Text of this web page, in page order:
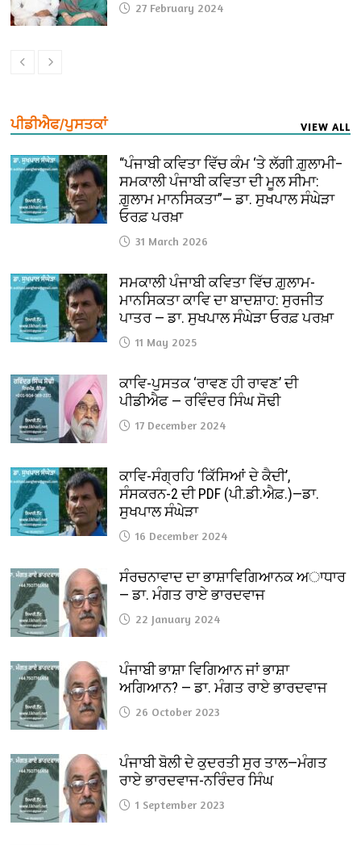
27 February 2024
ਪੀਡੀਐਫ/ਪੁਸਤਕਾਂ VIEW ALL
“ਪੰਜਾਬੀ ਕਵਿਤਾ ਵਿੱਚ ਕੰਮ ‘ਤੇ ਲੱਗੀ ਗ਼ੁਲਾਮੀ–
ਸਮਕਾਲੀ ਪੰਜਾਬੀ ਕਵਿਤਾ ਦੀ ਮੂਲ ਸੀਮਾ:
ਗ਼ੁਲਾਮ ਮਾਨਸਿਕਤਾ”— ਡਾ. ਸੁਖਪਾਲ ਸੰਘੇੜਾ
ਓਰਫ਼ ਪਰਖ਼ਾ
31 March 2026
ਸਮਕਾਲੀ ਪੰਜਾਬੀ ਕਵਿਤਾ ਵਿੱਚ ਗ਼ੁਲਾਮ-
ਮਾਨਸਿਕਤਾ ਕਾਵਿ ਦਾ ਬਾਦਸ਼ਾਹ: ਸੁਰਜੀਤ
ਪਾਤਰ — ਡਾ. ਸੁਖਪਾਲ ਸੰਘੇੜਾ ਓਰਫ਼ ਪਰਖ਼ਾ
11 May 2025
ਕਾਵਿ-ਪੁਸਤਕ ‘ਰਾਵਣ ਹੀ ਰਾਵਣ’ ਦੀ
ਪੀਡੀਐਫ — ਰਵਿੰਦਰ ਸਿੰਘ ਸੋਢੀ
17 December 2024
ਕਾਵਿ-ਸੰਗ੍ਰਹਿ ‘ਕਿੱਸਿਆਂ ਦੇ ਕੈਦੀ’,
ਸੰਸਕਰਨ-2 ਦੀ PDF (ਪੀ.ਡੀ.ਐਫ਼.)—ਡਾ.
ਸੁਖਪਾਲ ਸੰਘੇੜਾ
16 December 2024
ਸੰਰਚਨਾਵਾਦ ਦਾ ਭਾਸ਼ਾਵਿਗਿਆਨਕ ਅਾਧਾਰ
— ਡਾ. ਮੰਗਤ ਰਾਏ ਭਾਰਦਵਾਜ
22 January 2024
ਪੰਜਾਬੀ ਭਾਸ਼ਾ ਵਿਗਿਆਨ ਜਾਂ ਭਾਸ਼ਾ
ਅਗਿਆਨ? — ਡਾ. ਮੰਗਤ ਰਾਏ ਭਾਰਦਵਾਜ
26 October 2023
ਪੰਜਾਬੀ ਬੋਲੀ ਦੇ ਕੁਦਰਤੀ ਸੁਰ ਤਾਲ—ਮੰਗਤ
ਰਾਏ ਭਾਰਦਵਾਜ-ਨਰਿੰਦਰ ਸਿੰਘ
1 September 2023